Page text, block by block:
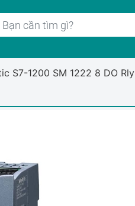
S7-1200 SM 1222 8 DO Rly